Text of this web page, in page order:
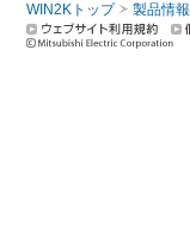
WIN2Kトップ 製品情報